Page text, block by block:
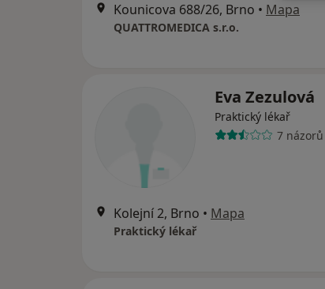
Kounicova 688/26, Brno • Mapa
QUATTROMEDICA s.r.o.
Eva Zezulová
Praktický lékař
7 názorů
Kolejní 2, Brno • Mapa
Praktický lékař